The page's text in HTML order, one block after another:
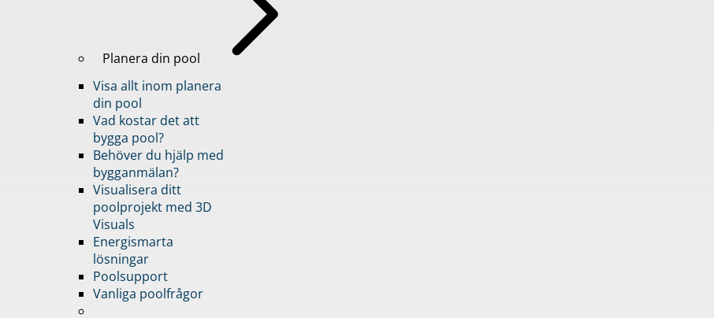
Planera din pool
Visa allt inom planera
din pool
Vad kostar det att
bygga pool?
Behöver du hjälp med
bygganmälan?
Visualisera ditt
poolprojekt med 3D
Visuals
Energismarta
lösningar
Poolsupport
Vanliga poolfrågor